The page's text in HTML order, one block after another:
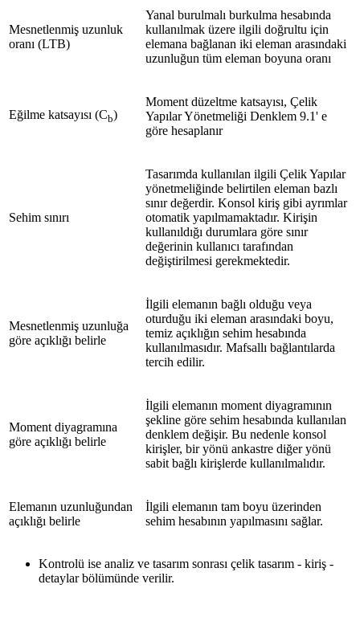
Mesnetlenmiş uzunluk
oranı (LTB)
Yanal burulmalı burkulma hesabında
kullanılmak üzere ilgili doğrultu için
elemana bağlanan iki eleman arasındaki
uzunluğun tüm eleman boyuna oranı
Eğilme katsayısı (Cb)
Moment düzeltme katsayısı, Çelik
Yapılar Yönetmeliği Denklem 9.1' e
göre hesaplanır
Sehim sınırı
Tasarımda kullanılan ilgili Çelik Yapılar
yönetmeliğinde belirtilen eleman bazlı
sınır değerdir. Konsol kiriş gibi ayrımlar
otomatik yapılmamaktadır. Kirişin
kullanıldığı durumlara göre sınır
değerinin kullanıcı tarafından
değiştirilmesi gerekmektedir.
Mesnetlenmiş uzunluğa
göre açıklığı belirle
İlgili elemanın bağlı olduğu veya
oturduğu iki eleman arasındaki boyu,
temiz açıklığın sehim hesabında
kullanılmasıdır. Mafsallı bağlantılarda
tercih edilir.
Moment diyagramına
göre açıklığı belirle
İlgili elemanın moment diyagramının
şekline göre sehim hesabında kullanılan
denklem değişir. Bu nedenle konsol
kirişler, bir yönü ankastre diğer yönü
sabit bağlı kirişlerde kullanılmalıdır.
Elemanın uzunluğundan
açıklığı belirle
İlgili elemanın tam boyu üzerinden
sehim hesabının yapılmasını sağlar.
Kontrolü ise analiz ve tasarım sonrası çelik tasarım - kiriş -
detaylar bölümünde verilir.